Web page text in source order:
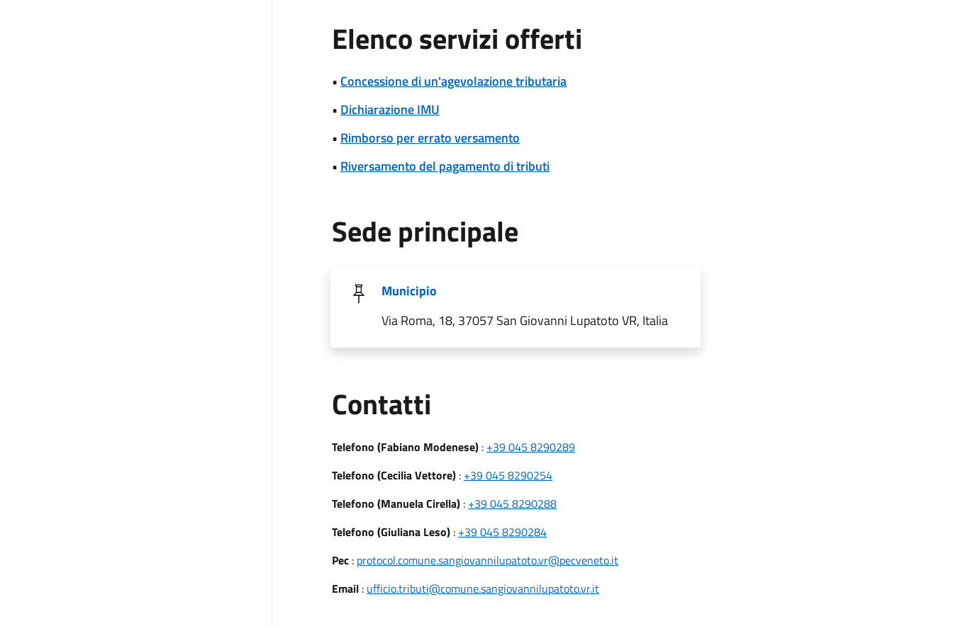
Elenco servizi offerti
• Concessione di un'agevolazione tributaria
• Dichiarazione IMU
• Rimborso per errato versamento
• Riversamento del pagamento di tributi
Sede principale
Municipio
Via Roma, 18, 37057 San Giovanni Lupatoto VR, Italia
Contatti
Telefono (Fabiano Modenese): +39 045 8290289
Telefono (Cecilia Vettore): +39 045 8290254
Telefono (Manuela Cirella): +39 045 8290288
Telefono (Giuliana Leso): +39 045 8290284
Pec: protocol.comune.sangiovannilupatoto.vr@pecveneto.it
Email: ufficio.tributi@comune.sangiovannilupatoto.vr.it